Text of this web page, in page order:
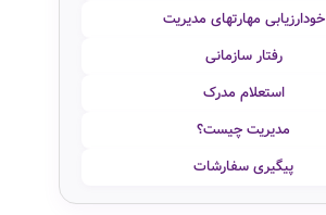
خودارزیابی مهارتهای مدیریت
رفتار سازمانی
استعلام مدرک
مدیریت چیست؟
پیگیری سفارشات